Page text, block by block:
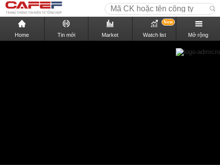
Home Tin mới Market Watch list
New
Mở rộng